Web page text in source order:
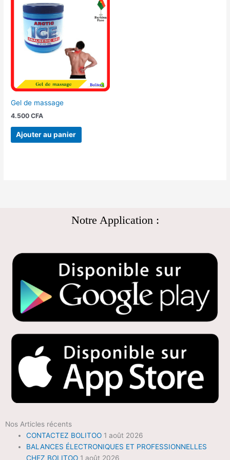
Gel de massage
4.500CFA
Ajouter au panier
Notre Application :
Nos Articles récents
CONTACTEZ BOLITOO 1 août 2026
BALANCES ÉLECTRONIQUES ET PROFESSIONNELLES
CHEZ BOLITOO 1 août 2026